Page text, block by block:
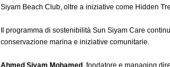
Siyam Beach Club, oltre a iniziative come Hidden
Il programma di sostenibilità Sun Siyam Care
conservazione marina e iniziative comunitarie.
Ahmed Siyam Mohamed , fondatore e managing